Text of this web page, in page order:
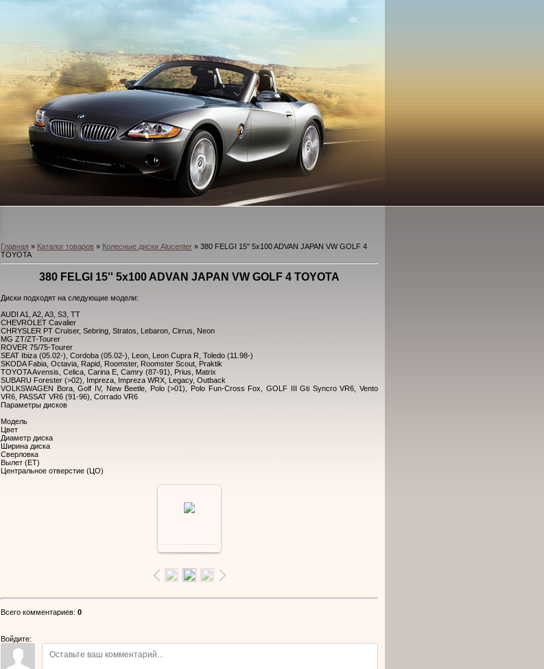
Главная » Каталог товаров » Колесные диски Alucenter » 380 FELGI 15'' 5x100 ADVAN JAPAN VW GOLF 4
TOYOTA
380 FELGI 15'' 5x100 ADVAN JAPAN VW GOLF 4 TOYOTA
Диски подходят на следующие модели:
AUDI A1, A2, A3, S3, TT
CHEVROLET Cavalier
CHRYSLER PT Cruiser, Sebring, Stratos, Lebaron, Cirrus, Neon
MG ZT/ZT-Tourer
ROVER 75/75-Tourer
SEAT Ibiza (05.02-), Cordoba (05.02-), Leon, Leon Cupra R, Toledo (11.98-)
SKODA Fabia, Octavia, Rapid, Roomster, Roomster Scout, Praktik
TOYOTA Avensis, Celica, Carina E, Camry (87-91), Prius, Matrix
SUBARU Forester (>02), Impreza, Impreza WRX, Legacy, Outback
VOLKSWAGEN Bora, Golf IV, New Beetle, Polo (>01), Polo Fun-Cross Fox, GOLF III Gti Syncro VR6, Vento
VR6, PASSAT VR6 (91-96), Corrado VR6
Параметры дисков
Модель
Цвет
Диаметр диска
Ширина диска
Сверловка
Вылет (ЕТ)
Центральное отверстие (ЦО)
размере
Всего комментариев: 0
Войдите: